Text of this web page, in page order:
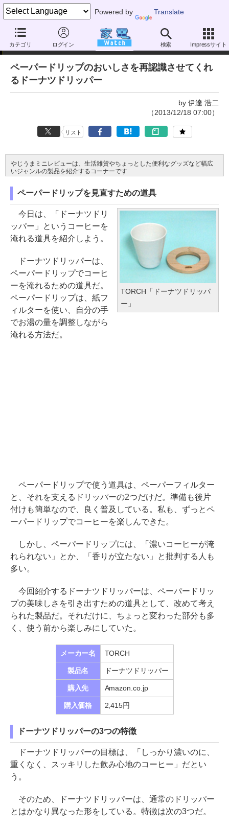
Powered by Translate
カテゴリ ログイン 検索 Impressサイト
やじうまミニレビュー
ペーパードリップのおいしさを再認識させてくれ
るドーナツドリッパー
by 伊達 浩二
（2013/12/18 07:00）
リスト
やじうまミニレビューは、生活雑貨やちょっとした便利なグッズなど幅広
いジャンルの製品を紹介するコーナーです
ペーパードリップを見直すための道具
TORCH「ドーナツドリッパ
ー」
今日は、「ドーナツドリ
ッパー」というコーヒーを
淹れる道具を紹介しよう。
ドーナツドリッパーは、
ペーパードリップでコーヒ
ーを淹れるための道具だ。
ペーパードリップは、紙フ
ィルターを使い、自分の手
でお湯の量を調整しながら
淹れる方法だ。
ペーパードリップで使う道具は、ペーパーフィルター
と、それを支えるドリッパーの2つだけだ。準備も後片
付けも簡単なので、良く普及している。私も、ずっとペ
ーパードリップでコーヒーを楽しんできた。
しかし、ペーパードリップには、「濃いコーヒーが淹
れられない」とか、「香りが立たない」と批判する人も
多い。
今回紹介するドーナツドリッパーは、ペーパードリッ
プの美味しさを引き出すための道具として、改めて考え
られた製品だ。それだけに、ちょっと変わった部分も多
く、使う前から楽しみにしていた。
メーカー名 TORCH
製品名 ドーナツドリッパー
購入先 Amazon.co.jp
購入価格 2,415円
ドーナツドリッパーの3つの特徴
ドーナツドリッパーの目標は、「しっかり濃いのに、
重くなく、スッキリした飲み心地のコーヒー」だとい
う。
そのため、ドーナツドリッパーは、通常のドリッパー
とはかなり異なった形をしている。特徴は次の3つだ。